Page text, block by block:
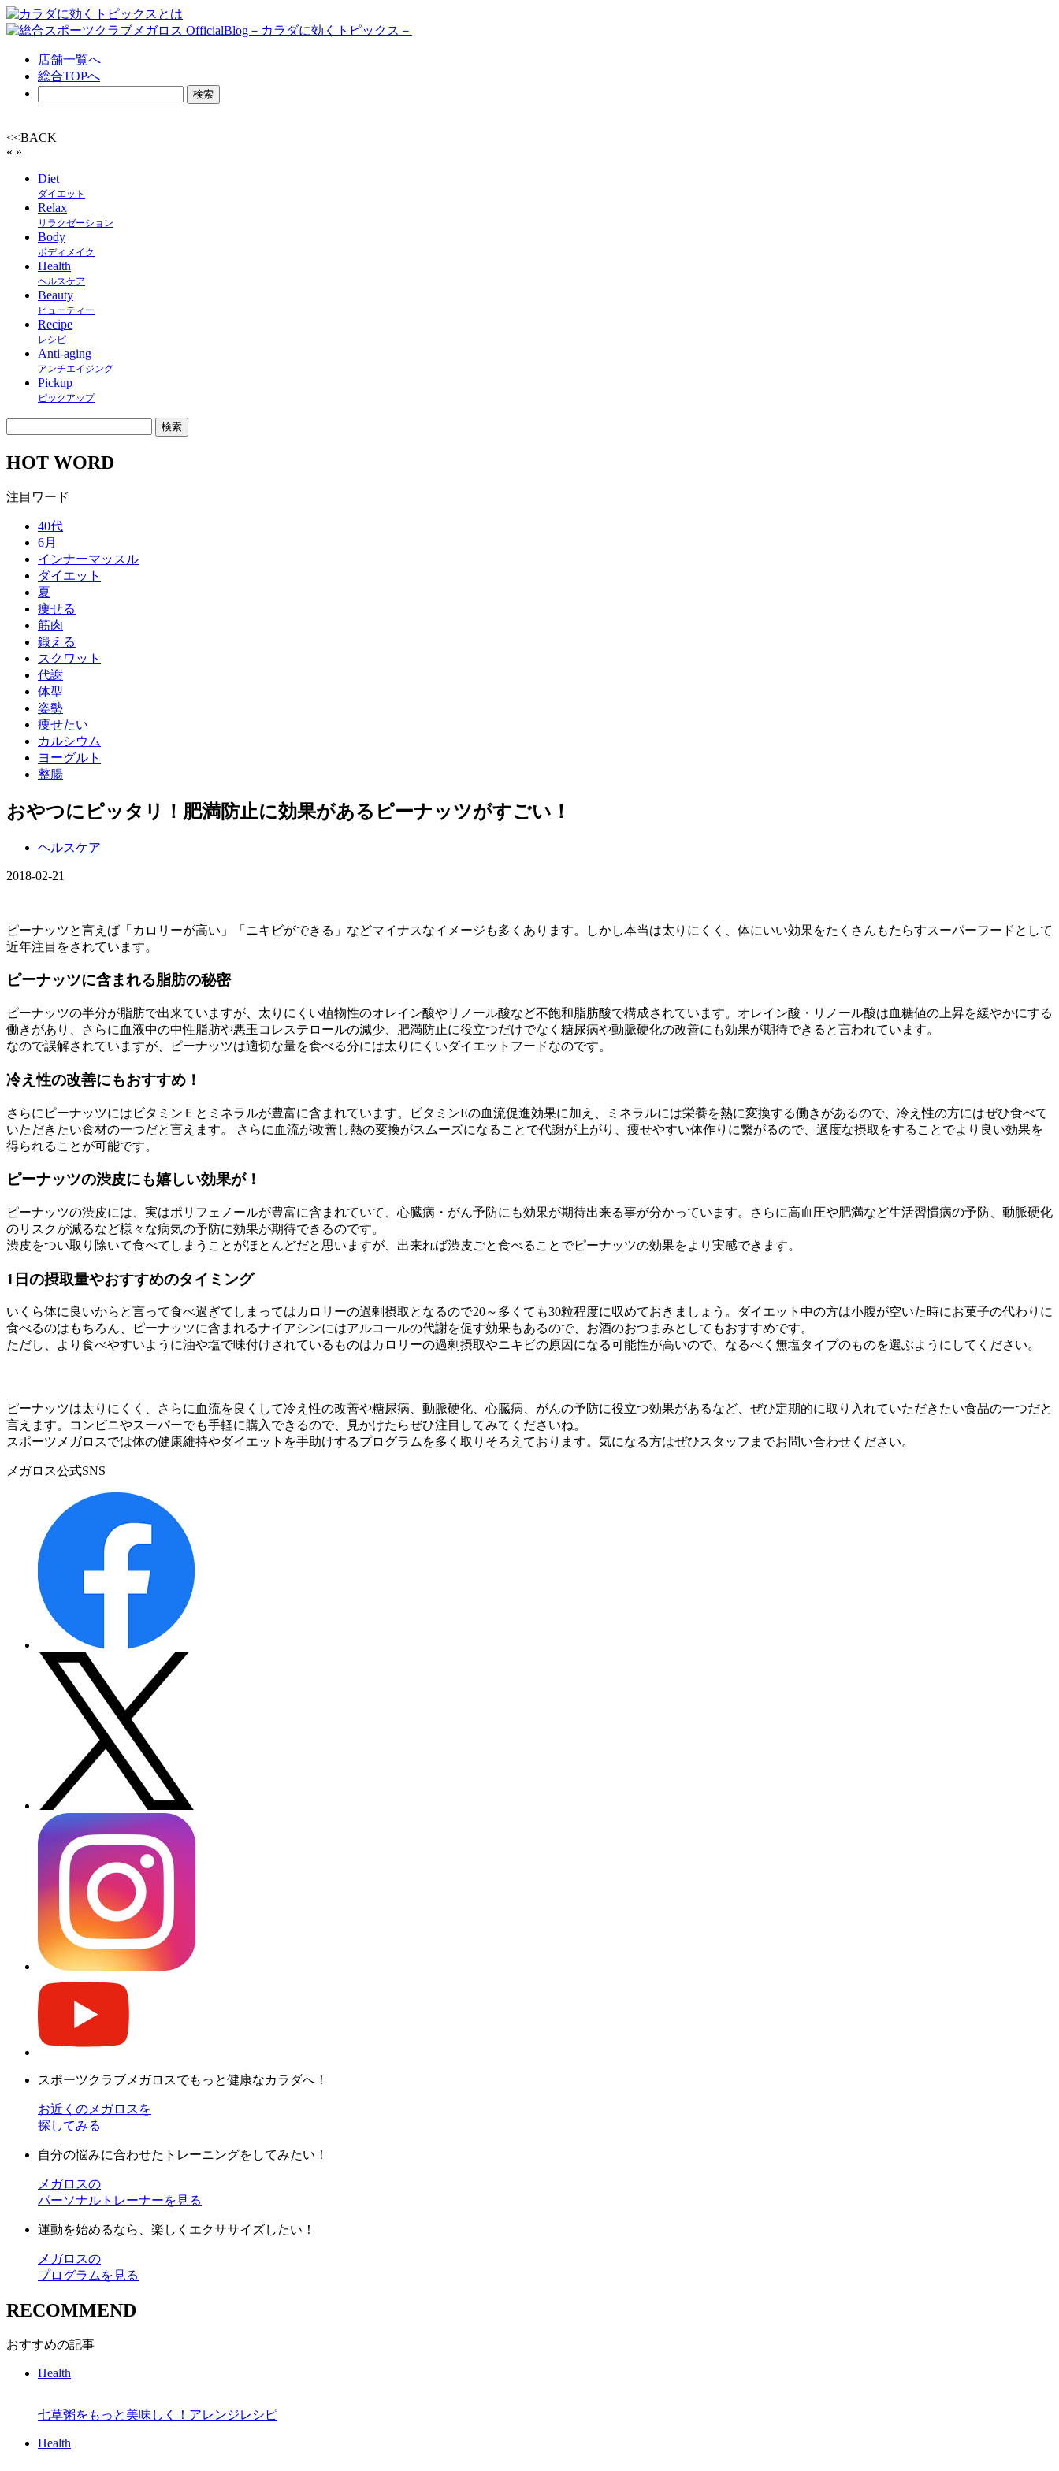
店舗一覧へ
総合TOPへ
<<BACK
« »
Diet
ダイエット
Relax
リラクゼーション
Body
ボディメイク
Health
ヘルスケア
Beauty
ビューティー
Recipe
レシピ
Anti-aging
アンチエイジング
Pickup
ピックアップ
HOT WORD
注目ワード
40代
6月
インナーマッスル
ダイエット
夏
痩せる
筋肉
鍛える
スクワット
代謝
体型
姿勢
痩せたい
カルシウム
ヨーグルト
整腸
おやつにピッタリ！肥満防止に効果があるピーナッツがすごい！
ヘルスケア
2018-02-21
ピーナッツと言えば「カロリーが高い」「ニキビができる」などマイナスなイメージも多くあります。しかし本当は太りにくく、体にいい効果をたくさんもたらすスーパーフードとして
近年注目をされています。
ピーナッツに含まれる脂肪の秘密
ピーナッツの半分が脂肪で出来ていますが、太りにくい植物性のオレイン酸やリノール酸など不飽和脂肪酸で構成されています。オレイン酸・リノール酸は血糖値の上昇を緩やかにする
働きがあり、さらに血液中の中性脂肪や悪玉コレステロールの減少、肥満防止に役立つだけでなく糖尿病や動脈硬化の改善にも効果が期待できると言われています。
なので誤解されていますが、ピーナッツは適切な量を食べる分には太りにくいダイエットフードなのです。
冷え性の改善にもおすすめ！
さらにピーナッツにはビタミンＥとミネラルが豊富に含まれています。ビタミンEの血流促進効果に加え、ミネラルには栄養を熱に変換する働きがあるので、冷え性の方にはぜひ食べて
いただきたい食材の一つだと言えます。 さらに血流が改善し熱の変換がスムーズになることで代謝が上がり、痩せやすい体作りに繋がるので、適度な摂取をすることでより良い効果を
得られることが可能です。
ピーナッツの渋皮にも嬉しい効果が！
ピーナッツの渋皮には、実はポリフェノールが豊富に含まれていて、心臓病・がん予防にも効果が期待出来る事が分かっています。さらに高血圧や肥満など生活習慣病の予防、動脈硬化
のリスクが減るなど様々な病気の予防に効果が期待できるのです。
渋皮をつい取り除いて食べてしまうことがほとんどだと思いますが、出来れば渋皮ごと食べることでピーナッツの効果をより実感できます。
1日の摂取量やおすすめのタイミング
いくら体に良いからと言って食べ過ぎてしまってはカロリーの過剰摂取となるので20～多くても30粒程度に収めておきましょう。ダイエット中の方は小腹が空いた時にお菓子の代わりに
食べるのはもちろん、ピーナッツに含まれるナイアシンにはアルコールの代謝を促す効果もあるので、お酒のおつまみとしてもおすすめです。
ただし、より食べやすいように油や塩で味付けされているものはカロリーの過剰摂取やニキビの原因になる可能性が高いので、なるべく無塩タイプのものを選ぶようにしてください。
ピーナッツは太りにくく、さらに血流を良くして冷え性の改善や糖尿病、動脈硬化、心臓病、がんの予防に役立つ効果があるなど、ぜひ定期的に取り入れていただきたい食品の一つだと
言えます。コンビニやスーパーでも手軽に購入できるので、見かけたらぜひ注目してみてくださいね。
スポーツメガロスでは体の健康維持やダイエットを手助けするプログラムを多く取りそろえております。気になる方はぜひスタッフまでお問い合わせください。
メガロス公式SNS
スポーツクラブメガロスでもっと健康なカラダへ！
お近くのメガロスを
探してみる
自分の悩みに合わせたトレーニングをしてみたい！
メガロスの
パーソナルトレーナーを見る
運動を始めるなら、楽しくエクササイズしたい！
メガロスの
プログラムを見る
RECOMMEND
おすすめの記事
Health
七草粥をもっと美味しく！アレンジレシピ
Health